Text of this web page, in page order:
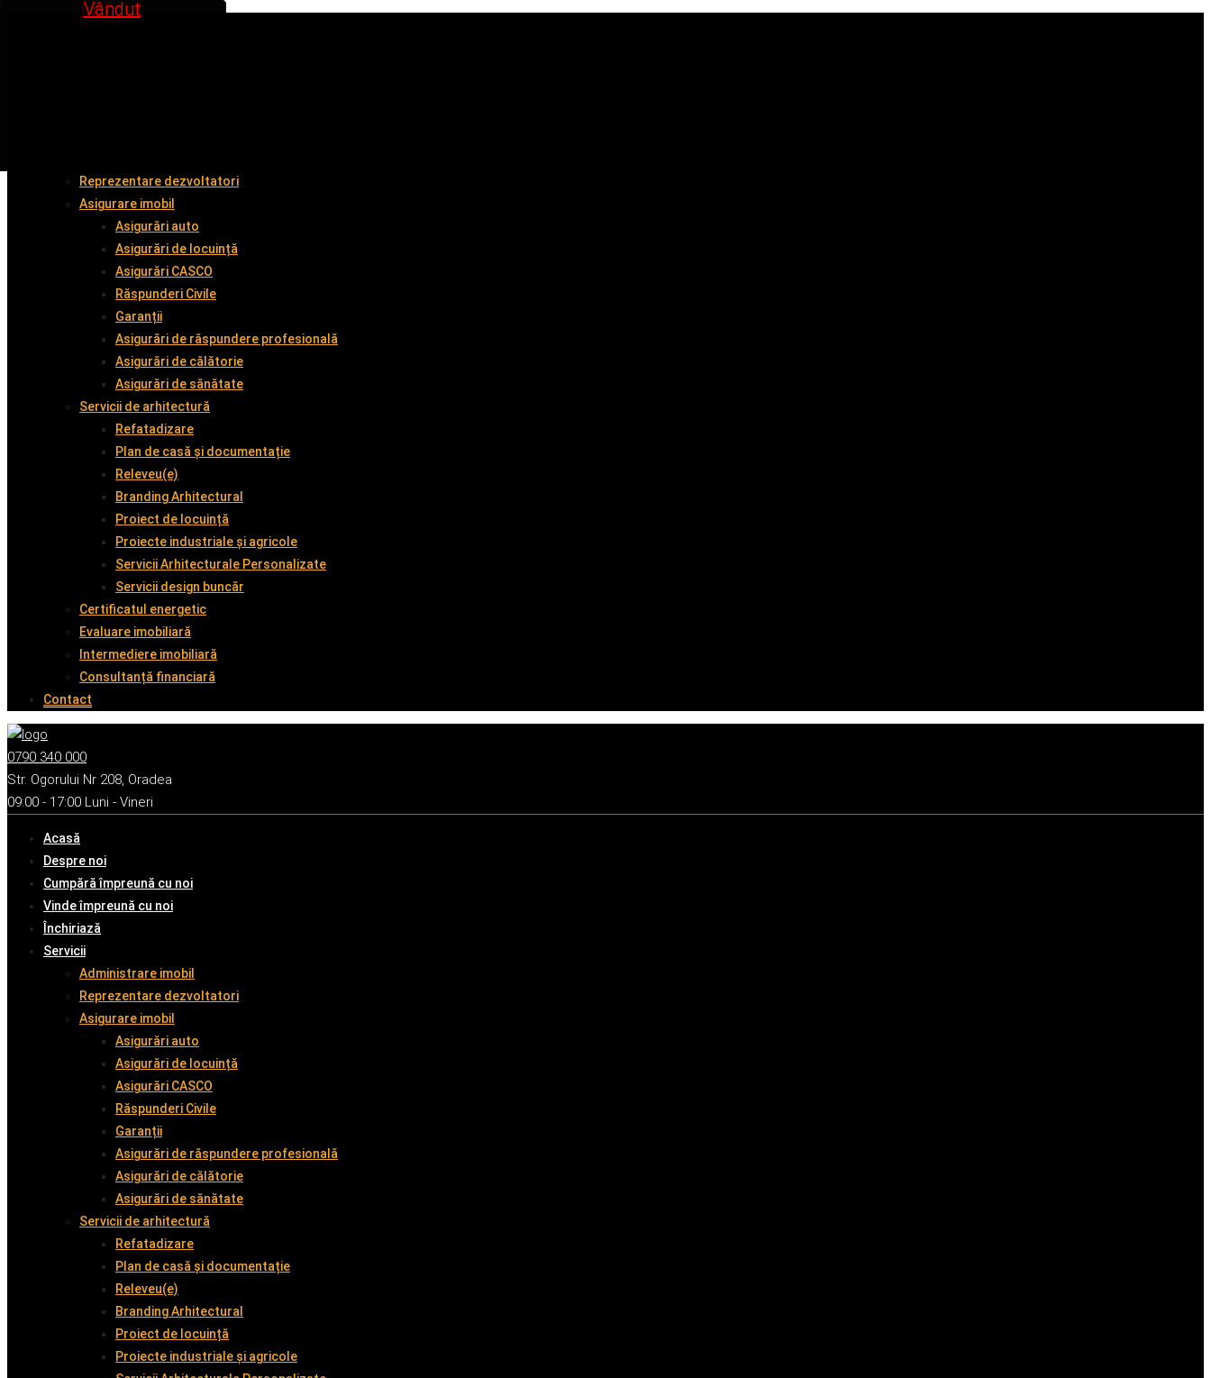
Reprezentare dezvoltatori
Asigurare imobil
Asigurări auto
Asigurări de locuință
Asigurări CASCO
Răspunderi Civile
Garanții
Asigurări de răspundere profesională
Asigurări de călătorie
Asigurări de sănătate
Servicii de arhitectură
Refatadizare
Plan de casă și documentație
Releveu(e)
Branding Arhitectural
Proiect de locuință
Proiecte industriale și agricole
Servicii Arhitecturale Personalizate
Servicii design buncăr
Certificatul energetic
Evaluare imobiliară
Intermediere imobiliară
Consultanță financiară
Contact
0790 340 000
Str. Ogorului Nr 208, Oradea
09:00 - 17:00 Luni - Vineri
Acasă
Despre noi
Cumpără împreună cu noi
Vinde împreună cu noi
Închiriază
Servicii
Administrare imobil
Reprezentare dezvoltatori
Asigurare imobil
Asigurări auto
Asigurări de locuință
Asigurări CASCO
Răspunderi Civile
Garanții
Asigurări de răspundere profesională
Asigurări de călătorie
Asigurări de sănătate
Servicii de arhitectură
Refatadizare
Plan de casă și documentație
Releveu(e)
Branding Arhitectural
Proiect de locuință
Proiecte industriale și agricole
Vândut
Vândut
Inchiriat
Inchiriat
Vândut
Vândut